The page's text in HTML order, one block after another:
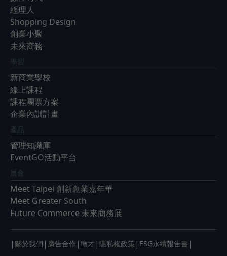
經理人
Shopping Design
創業小聚
未來商務
學習
新商業學校
線上課程
課程團票方案
企業內訓計畫
產品
管理知識庫
EventGO活動平台
展會
Meet Taipei 創新創業嘉年華
Meet Greater South
Future Commerce 未來商務展
| 關於我們 | 廣告合作 | 徵才 | 隱私權政策 | ESG永續報告書 |